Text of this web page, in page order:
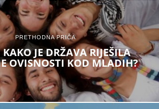
PRETHODNA PRIČA
JE DRŽAVA RIJEŠILA
OVISNOSTI KOD MLADIH?